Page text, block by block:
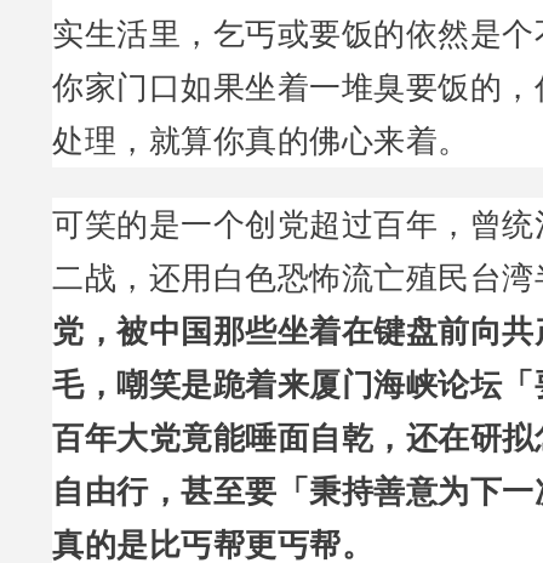
实生活里，乞丐或要饭的依然是
你家门口如果坐着一堆臭要饭的
处理，就算你真的佛心来着。
可笑的是一个创党超过百年，曾
二战，还用白色恐怖流亡殖民台湾
党，被中国那些坐着在键盘前向
毛，嘲笑是跪着来厦门海峡论坛
百年大党竟能唾面自乾，还在研
自由行，甚至要「秉持善意为下
真的是比丐帮更丐帮。